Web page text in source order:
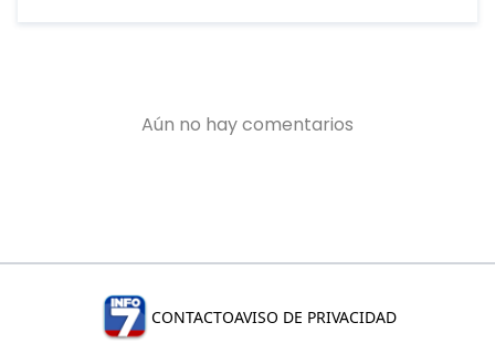
CONTACTOAVISO DE PRIVACIDAD